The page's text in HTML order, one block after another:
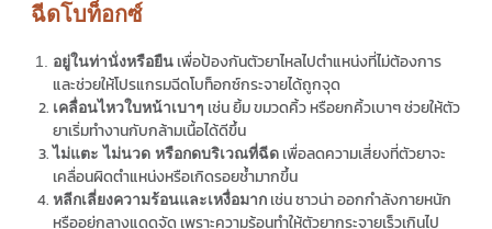
ฉีดโบท็อกซ์
อยู่ในท่านั่งหรือยืน เพื่อป้องกันตัวยาไหลไปตำแหน่งที่ไม่ต้องการ
และช่วยให้โปรแกรมฉีดโบท็อกซ์กระจายได้ถูกจุด
เคลื่อนไหวใบหน้าเบาๆ เช่น ยิ้ม ขมวดคิ้ว หรือยกคิ้วเบาๆ ช่วยให้ตัว
ยาเริ่มทำงานกับกล้ามเนื้อได้ดีขึ้น
ไม่แตะ ไม่นวด หรือกดบริเวณที่ฉีด เพื่อลดความเสี่ยงที่ตัวยาจะ
เคลื่อนผิดตำแหน่งหรือเกิดรอยช้ำมากขึ้น
หลีกเลี่ยงความร้อนและเหงื่อมาก เช่น ซาวน่า ออกกำลังกายหนัก
หรืออยู่กลางแดดจัด เพราะความร้อนทำให้ตัวยากระจายเร็วเกินไป